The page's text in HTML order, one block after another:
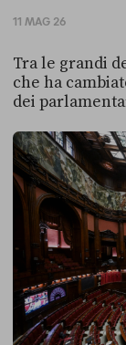
11 MAG 26
Tra le grandi
che ha
dei